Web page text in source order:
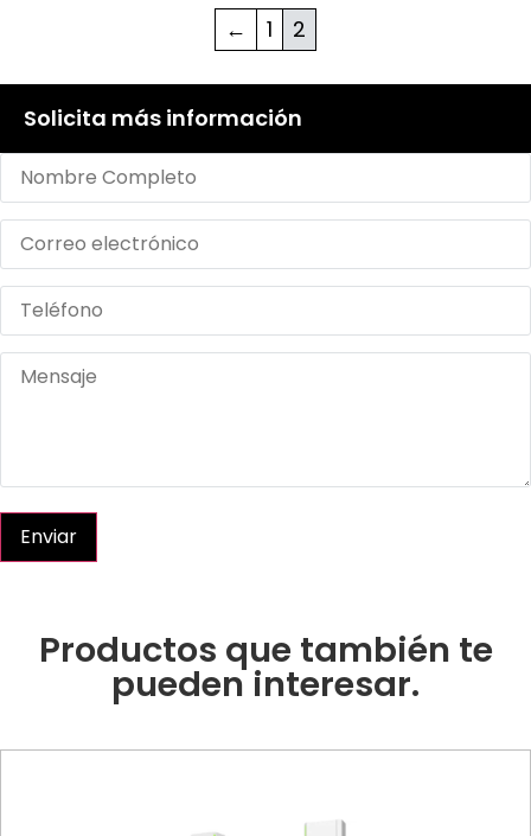
← 1 2
Solicita más información
Enviar
Productos que también te
pueden interesar.